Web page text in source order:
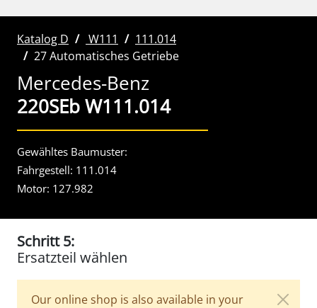
Katalog D W111
111.014
27 Automatisches Getriebe
Mercedes-Benz
220SEb W111.014
Gewähltes Baumuster:
Fahrgestell: 111.014
Motor: 127.982
Schritt 5:
Ersatzteil wählen
Our online shop is also available in your